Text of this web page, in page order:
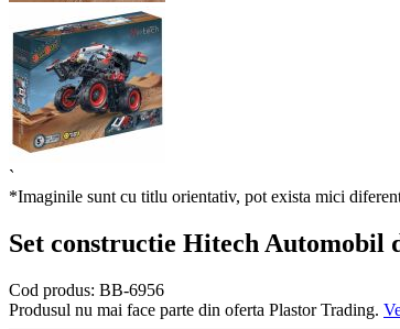
`
*Imaginile sunt cu titlu orientativ, pot exista mici
Set constructie Hitech Automobil
Cod produs: BB-6956
Produsul nu mai face parte din oferta Plastor Trading.